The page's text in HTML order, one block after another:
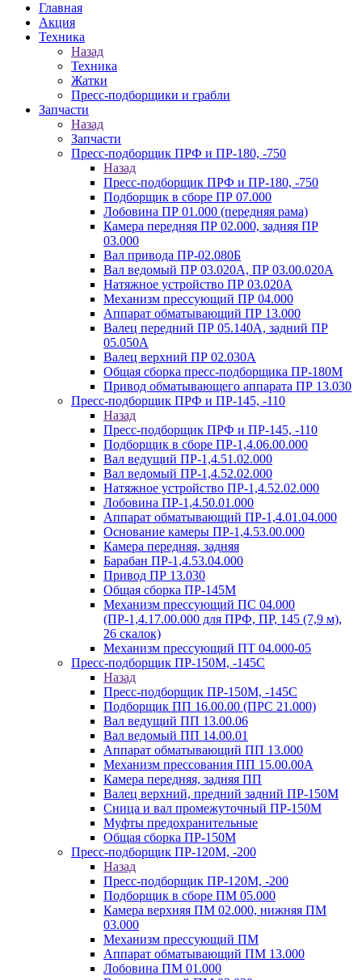
Главная
Акция
Техника
Назад
Техника
Жатки
Пресс-подборщики и грабли
Запчасти
Назад
Запчасти
Пресс-подборщик ПРФ и ПР-180, -750
Назад
Пресс-подборщик ПРФ и ПР-180, -750
Подборщик в сборе ПР 07.000
Лобовина ПР 01.000 (передняя рама)
Камера передняя ПР 02.000, задняя ПР
03.000
Вал привода ПР-02.080Б
Вал ведомый ПР 03.020А, ПР 03.00.020А
Натяжное устройство ПР 03.020A
Механизм прессующий ПР 04.000
Аппарат обматывающий ПР 13.000
Валец передний ПР 05.140A, задний ПР
05.050A
Валец верхний ПР 02.030A
Общая сборка пресс-подборщика ПР-180М
Привод обматывающего аппарата ПР 13.030
Пресс-подборщик ПРФ и ПР-145, -110
Назад
Пресс-подборщик ПРФ и ПР-145, -110
Подборщик в сборе ПР-1,4.06.00.000
Вал ведущий ПР-1,4.51.02.000
Вал ведомый ПР-1,4.52.02.000
Натяжное устройство ПР-1,4.52.02.000
Лобовина ПР-1,4.50.01.000
Аппарат обматывающий ПР-1,4.01.04.000
Основание камеры ПР-1,4.53.00.000
Камера передняя, задняя
Барабан ПР-1,4.53.04.000
Привод ПР 13.030
Общая сборка ПР-145М
Механизм прессующий ПС 04.000
(ПР-1,4.17.00.000 для ПРФ, ПР, 145 (7,9 м),
26 скалок)
Механизм прессующий ПТ 04.000-05
Пресс-подборщик ПР-150М, -145С
Назад
Пресс-подборщик ПР-150М, -145С
Подборщик ПП 16.00.00 (ПРС 21.000)
Вал ведущий ПП 13.00.06
Вал ведомый ПП 14.00.01
Аппарат обматывающий ПП 13.000
Механизм прессования ПП 15.00.00А
Камера передняя, задняя ПП
Валец верхний, предний задний ПР-150М
Сница и вал промежуточный ПР-150М
Муфты предохранительные
Общая сборка ПР-150М
Пресс-подборщик ПР-120М, -200
Назад
Пресс-подборщик ПР-120М, -200
Подборщик в сборе ПМ 05.000
Камера верхняя ПМ 02.000, нижняя ПМ
03.000
Механизм прессующий ПМ
Аппарат обматывающий ПМ 13.000
Лобовина ПМ 01.000